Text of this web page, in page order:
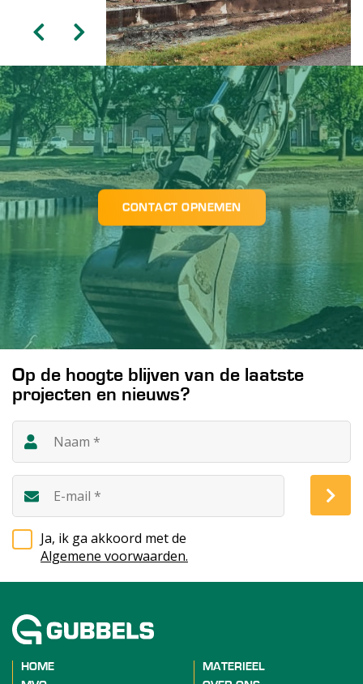
CONTACT OPNEMEN
Op de hoogte blijven van de laatste
projecten en nieuws?
Ja, ik ga akkoord met de
Algemene voorwaarden.
HOME
MATERIEEL